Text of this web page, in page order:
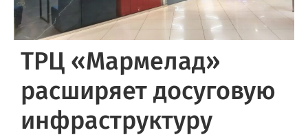
ТРЦ «Мармелад»
расширяет досуговую
инфраструктуру